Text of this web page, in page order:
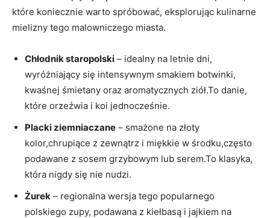
które koniecznie warto spróbować, eksplorując kulinarne
mielizny tego malowniczego miasta.
Chłodnik staropolski – idealny na letnie dni,
wyróżniający się intensywnym smakiem botwinki,
kwaśnej śmietany oraz aromatycznych ziół.To danie,
które orzeźwia i koi jednocześnie.
Placki ziemniaczane – smażone na złoty
kolor,chrupiące z zewnątrz i miękkie w środku,często
podawane z sosem grzybowym lub serem.To klasyka,
która nigdy się nie nudzi.
Żurek – regionalna wersja tego popularnego
polskiego zupy, podawana z kiełbasą i jajkiem na